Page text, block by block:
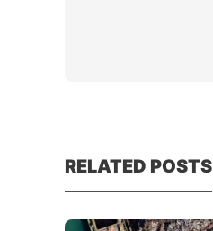
RELATED POSTS